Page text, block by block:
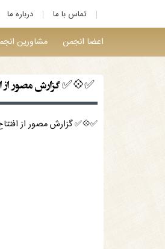
تماس با ما درباره ما
اعضا انجمن مشاورین
✅💠✅ گزارش مصور از
✅💠✅ گزارش مصور از